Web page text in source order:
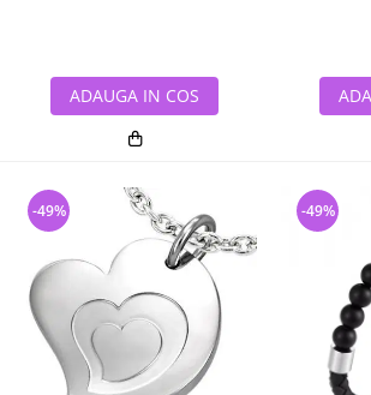
ADAUGA IN COS
-49% -49%